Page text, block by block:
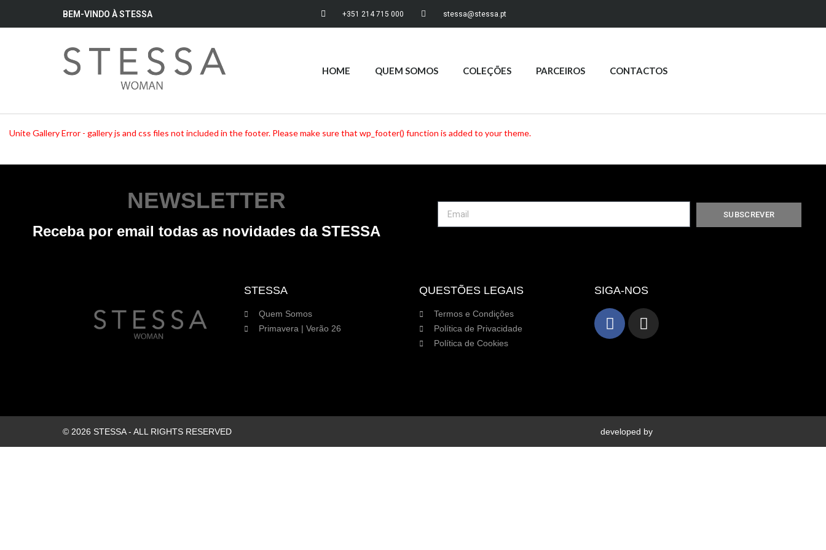
BEM-VINDO À STESSA +351 214 715 000 stessa@stessa.pt
HOME QUEM SOMOS COLEÇÕES PARCEIROS CONTACTOS
Unite Gallery Error - gallery js and css files not included in the footer. Please make sure that wp_footer() function is added to your theme.
NEWSLETTER
Receba por email todas as novidades da STESSA
SUBSCREVER
STESSA
Quem Somos
Primavera | Verão 26
QUESTÕES LEGAIS
Termos e Condições
Política de Privacidade
Política de Cookies
SIGA-NOS
© 2026 STESSA - ALL RIGHTS RESERVED developed by